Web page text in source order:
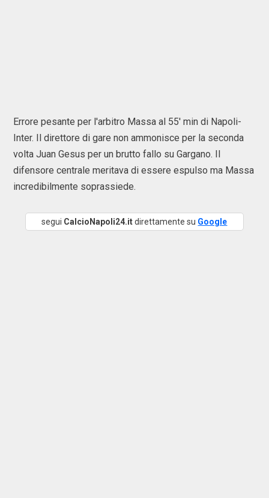
Errore pesante per l'arbitro Massa al 55' min di Napoli-
Inter. Il direttore di gare non ammonisce per la seconda
volta Juan Gesus per un brutto fallo su Gargano. Il
difensore centrale meritava di essere espulso ma Massa
incredibilmente soprassiede.
segui CalcioNapoli24.itdirettamente su Google